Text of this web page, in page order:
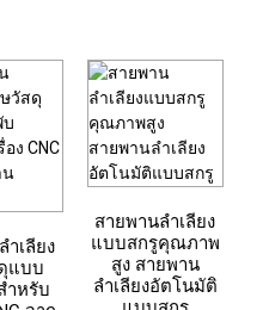
ำเลียง
แบบ
ำหรับ
สายพานลำเลียง
แบบสกรูคุณภาพ
สูง สายพาน
ลำเลียงอัตโนมัติ